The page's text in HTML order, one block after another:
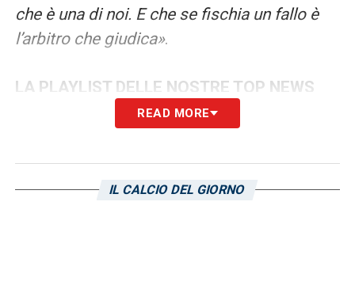
che è una di noi. E che se fischia un fallo è
l’arbitro che giudica».
LA PLAYLIST DELLE NOSTRE TOP NEWS
READ MORE
IL CALCIO DEL GIORNO